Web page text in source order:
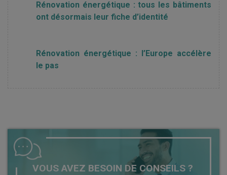
Rénovation énergétique : tous les bâtiments
ont désormais leur fiche d’identité
Rénovation énergétique : l’Europe accélère
le pas
VOUS AVEZ BESOIN DE CONSEILS ?